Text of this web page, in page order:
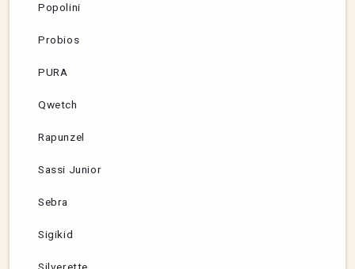
Popolini
Probios
PURA
Qwetch
Rapunzel
Sassi Junior
Sebra
Sigikid